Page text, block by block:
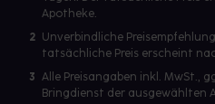
Apotheke.
2 Unverbindliche
tatsächliche Preis erscheint
3 Alle Preisangaben inkl. MwSt.,
Bringdienst der ausgewählten